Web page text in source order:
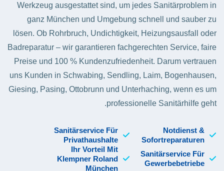
Werkzeug ausgestattet sind, um jedes Sanitärproblem in
ganz München und Umgebung schnell und sauber zu
lösen. Ob Rohrbruch, Undichtigkeit, Heizungsausfall oder
Badreparatur – wir garantieren fachgerechten Service, faire
Preise und 100 % Kundenzufriedenheit. Darum vertrauen
uns Kunden in Schwabing, Sendling, Laim, Bogenhausen,
Giesing, Pasing, Ottobrunn und Unterhaching, wenn es um
professionelle Sanitärhilfe geht.
Notdienst &
Sofortreparaturen
Sanitärservice Für
Privathaushalte
Sanitärservice Für
Gewerbebetriebe
Ihr Vorteil Mit
Klempner Roland
München